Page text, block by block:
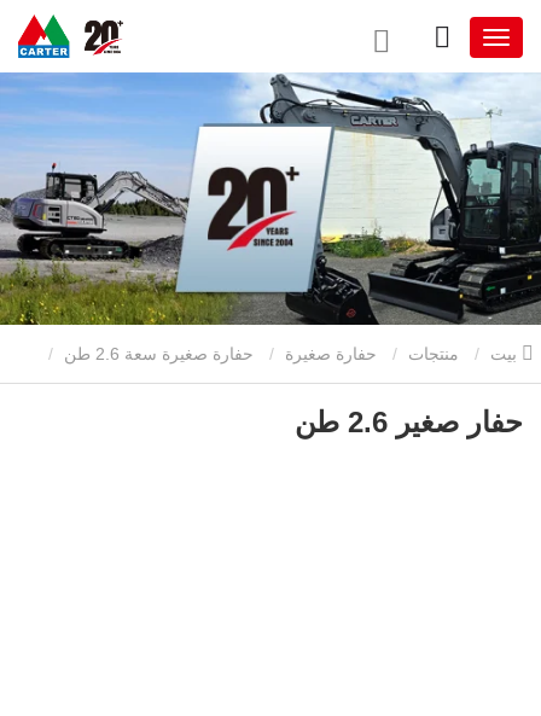
منتجات حفارة صغيرة حفارة صغيرة سعة 2.6 طن
حفار صغير 2.6 طن
حفار صغير 2.6 طن